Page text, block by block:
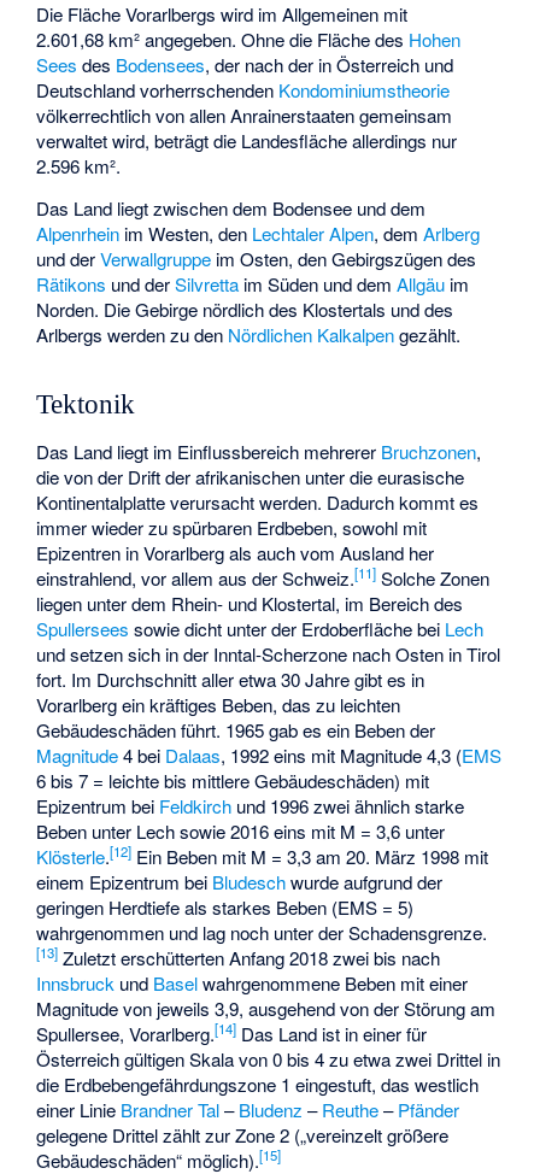
Die Fläche Vorarlbergs wird im Allgemeinen mit
2.601,68 km² angegeben. Ohne die Fläche des Hohen
Sees des Bodensees, der nach der in Österreich und
Deutschland vorherrschenden Kondominiumstheorie
völkerrechtlich von allen Anrainerstaaten gemeinsam
verwaltet wird, beträgt die Landesfläche allerdings nur
2.596 km².
Das Land liegt zwischen dem Bodensee und dem
Alpenrhein im Westen, den Lechtaler Alpen, demArlberg
und derVerwallgruppe im Osten, den Gebirgszügen des
Rätikons und derSilvretta im Süden und demAllgäu im
Norden. Die Gebirge nördlich des Klostertals und des
Arlbergs werden zu den Nördlichen Kalkalpengezählt.
Tektonik
Das Land liegt im Einflussbereich mehrerer Bruchzonen,
die von der Drift der afrikanischen unter die eurasische
Kontinentalplatte verursacht werden. Dadurch kommt es
immer wieder zu spürbaren Erdbeben, sowohl mit
Epizentren in Vorarlberg als auch vom Ausland her
einstrahlend, vor allem aus der Schweiz.[11] Solche Zonen
liegen unter dem Rhein- und Klostertal, im Bereich des
Spullersees sowie dicht unter der Erdoberfläche bei Lech
und setzen sich in der Inntal-Scherzone nach Osten in Tirol
fort. Im Durchschnitt aller etwa 30 Jahre gibt es in
Vorarlberg ein kräftiges Beben, das zu leichten
Gebäudeschäden führt. 1965 gab es ein Beben der
Magnitude4 bei Dalaas, 1992 eins mit Magnitude 4,3 (EMS
6 bis 7 = leichte bis mittlere Gebäudeschäden) mit
Epizentrum bei Feldkirch und 1996 zwei ähnlich starke
Beben unter Lech sowie 2016 eins mit M = 3,6 unter
Klösterle.[12] Ein Beben mit M = 3,3 am 20. März 1998 mit
einem Epizentrum bei Bludeschwurde aufgrund der
geringen Herdtiefe als starkes Beben (EMS = 5)
wahrgenommen und lag noch unter der Schadensgrenze.
[13] Zuletzt erschütterten Anfang 2018 zwei bis nach
Innsbruck und Baselwahrgenommene Beben mit einer
Magnitude von jeweils 3,9, ausgehend von der Störung am
Spullersee, Vorarlberg.[14] Das Land ist in einer für
Österreich gültigen Skala von 0 bis 4 zu etwa zwei Drittel in
die Erdbebengefährdungszone 1 eingestuft, das westlich
einer Linie Brandner Tal–Bludenz –Reuthe–Pfänder
gelegene Drittel zählt zur Zone 2 („vereinzelt größere
Gebäudeschäden“ möglich).[15]